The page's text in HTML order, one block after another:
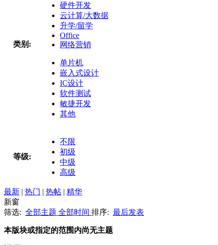
类别:
硬件开发
云计算/大数据
升学/留学
Office
网络营销
单片机
嵌入式设计
IC设计
软件测试
敏捷开发
其他
等级:
不限
初级
中级
高级
最新 | 热门 | 热帖 | 精华
新窗
筛选: 全部主题 全部时间 排序: 最后发表
本版块或指定的范围内尚无主题